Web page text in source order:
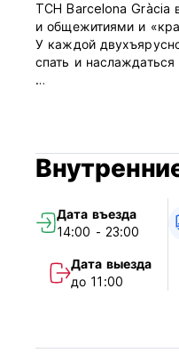
TCH Barcelona
и общежитиями и
У каждой
спать и
Регистрация заезда
При бронировании
бронирования.
Ознакомьтесь с
Выезд до 11 утра. Вы
Регистрация заезда
Дата въезда
14:00 - 23:00
Дата выезда
до 11:00